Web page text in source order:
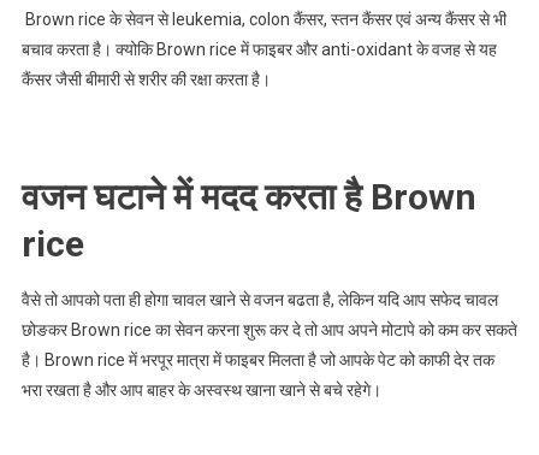
Brown rice के सेवन से leukemia, colon कैंसर, स्तन कैंसर एवं अन्य कैंसर से भी
बचाव करता है। क्योकि Brown rice में फाइबर और anti-oxidant के वजह से यह
कैंसर जैसी बीमारी से शरीर की रक्षा करता है।
वजन घटाने में मदद करता है Brown
rice
वैसे तो आपको पता ही होगा चावल खाने से वजन बढता है, लेकिन यदि आप सफेद चावल
छोङकर Brown rice का सेवन करना शुरू कर दे तो आप अपने मोटापे को कम कर सकते
है। Brown rice में भरपूर मात्रा में फाइबर मिलता है जो आपके पेट को काफी देर तक
भरा रखता है और आप बाहर के अस्वस्थ खाना खाने से बचे रहेगे।